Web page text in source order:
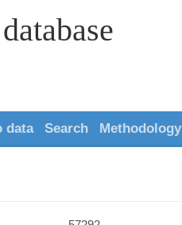
data Search Methodology